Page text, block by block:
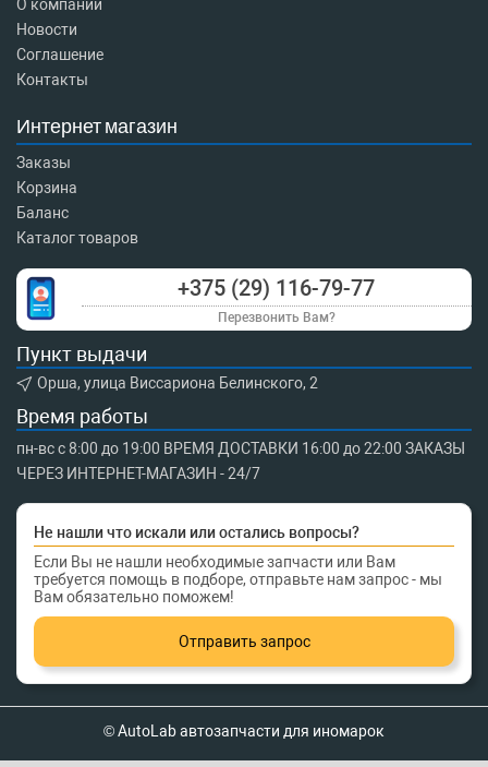
О компании
Новости
Соглашение
Контакты
Интернет магазин
Заказы
Корзина
Баланс
Каталог товаров
+375 (29) 116-79-77
Перезвонить Вам?
Пункт выдачи
Орша, улица Виссариона Белинского, 2
Время работы
пн-вс с 8:00 до 19:00 ВРЕМЯ ДОСТАВКИ 16:00 до 22:00 ЗАКАЗЫ
ЧЕРЕЗ ИНТЕРНЕТ-МАГАЗИН - 24/7
Не нашли что искали или остались вопросы?
Если Вы не нашли необходимые запчасти или Вам
требуется помощь в подборе, отправьте нам запрос - мы
Вам обязательно поможем!
Отправить запрос
© AutoLab автозапчасти для иномарок